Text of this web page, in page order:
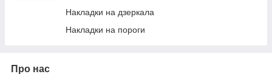
Накладки на дзеркала
Накладки на пороги
Про нас